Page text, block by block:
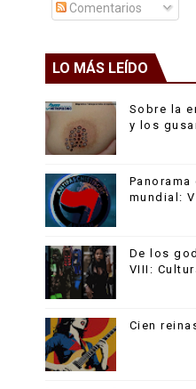
Comentarios
LO MÁS LEÍDO
Sobre la
y los
mundial:
De los
VIII:
Cien